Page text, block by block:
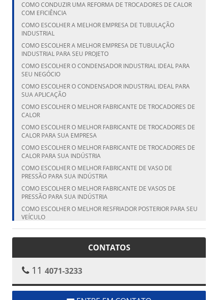
COMO CONDUZIR UMA REFORMA DE TROCADORES DE CALOR
COM EFICIÊNCIA
COMO ESCOLHER A MELHOR EMPRESA DE TUBULAÇÃO
INDUSTRIAL
COMO ESCOLHER A MELHOR EMPRESA DE TUBULAÇÃO
INDUSTRIAL PARA SEU PROJETO
COMO ESCOLHER O CONDENSADOR INDUSTRIAL IDEAL PARA
SEU NEGÓCIO
COMO ESCOLHER O CONDENSADOR INDUSTRIAL IDEAL PARA
SUA APLICAÇÃO
COMO ESCOLHER O MELHOR FABRICANTE DE TROCADORES DE
CALOR
COMO ESCOLHER O MELHOR FABRICANTE DE TROCADORES DE
CALOR PARA SUA EMPRESA
COMO ESCOLHER O MELHOR FABRICANTE DE TROCADORES DE
CALOR PARA SUA INDÚSTRIA
COMO ESCOLHER O MELHOR FABRICANTE DE VASO DE
PRESSÃO PARA SUA INDÚSTRIA
COMO ESCOLHER O MELHOR FABRICANTE DE VASOS DE
PRESSÃO PARA SUA INDÚSTRIA
COMO ESCOLHER O MELHOR RESFRIADOR POSTERIOR PARA SEU
VEÍCULO
COMO ESCOLHER O MELHOR RESFRIADOR POSTERIOR PARA SEU
VEÍCULO
COMO ESCOLHER O MELHOR VASO DE PRESSÃO FABRICANTE
PARA SUA NECESSIDADE
COMO ESCOLHER O TANQUE CILÍNDRICO VERTICAL IDEAL PARA
COMO ESCOLHER O TANQUE VERTICAL IDEAL PARA SUA
CONTATOS
11 4071-3233